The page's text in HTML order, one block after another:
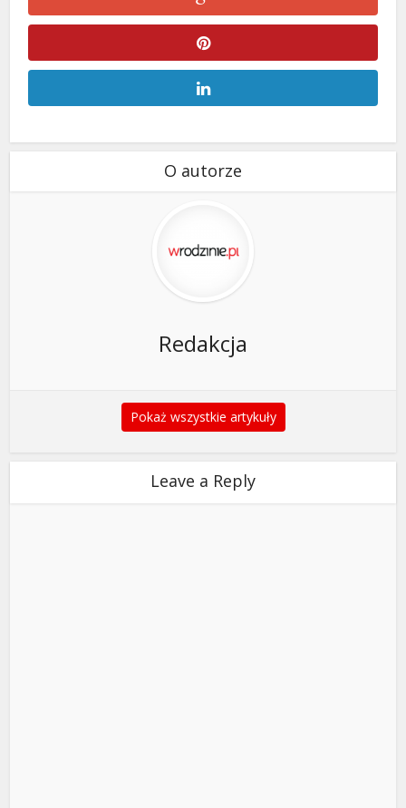
O autorze
Redakcja
Pokaż wszystkie artykuły
Leave a Reply